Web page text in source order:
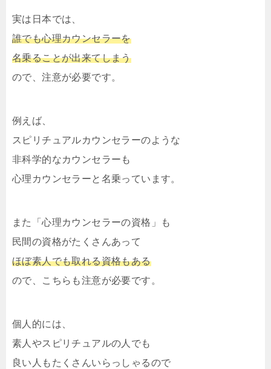
実は日本では、
誰でも心理カウンセラーを
名乗ることが出来てしまう
ので、注意が必要です。
例えば、
スピリチュアルカウンセラーのような
非科学的なカウンセラーも
心理カウンセラーと名乗っています。
また「心理カウンセラーの資格」も
民間の資格がたくさんあって
ほぼ素人でも取れる資格もある
ので、こちらも注意が必要です。
個人的には、
素人やスピリチュアルの人でも
良い人もたくさんいらっしゃるので